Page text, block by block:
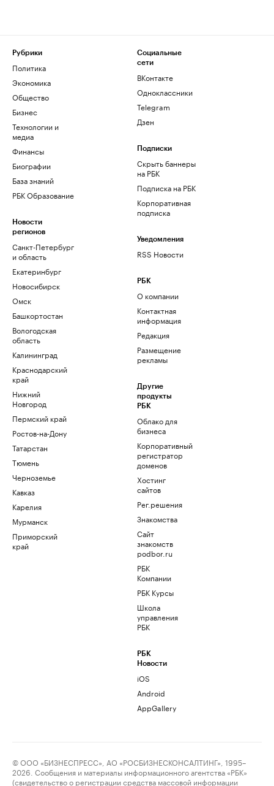
Рубрики
Политика
Экономика
Общество
Бизнес
Технологии и
медиа
Финансы
Биографии
База знаний
РБК Образование
Новости
регионов
Санкт-Петербург
и область
Екатеринбург
Новосибирск
Омск
Башкортостан
Вологодская
область
Калининград
Краснодарский
край
Нижний
Новгород
Пермский край
Ростов-на-Дону
Татарстан
Тюмень
Черноземье
Кавказ
Карелия
Мурманск
Приморский
край
Социальные
сети
ВКонтакте
Одноклассники
Telegram
Дзен
Подписки
Скрыть баннеры
на РБК
Подписка на РБК
Корпоративная
подписка
Уведомления
RSS Новости
РБК
О компании
Контактная
информация
Редакция
Размещение
рекламы
Другие
продукты
РБК
Облако для
бизнеса
Корпоративный
регистратор
доменов
Хостинг
сайтов
Рег.решения
Знакомства
Сайт
знакомств
podbor.ru
РБК
Компании
РБК Курсы
Школа
управления
РБК
РБК
Новости
iOS
Android
AppGallery
© ООО «БИЗНЕСПРЕСС», АО «РОСБИЗНЕСКОНСАЛТИНГ», 1995–
2026. Сообщения и материалы информационного агентства «РБК»
(свидетельство о регистрации средства массовой информации